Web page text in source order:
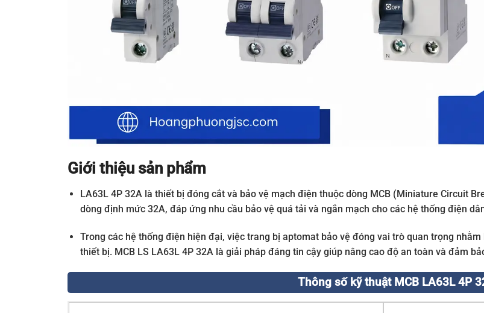
Giới thiệu sản phẩm
LA63L 4P 32A là thiết bị đóng cắt và bảo vệ mạch điện thuộc dòng MCB (Miniature Circuit
dòng định mức 32A, đáp ứng nhu cầu bảo vệ quá tải và ngắn mạch cho các hệ thống điện
Trong các hệ thống điện hiện đại, việc trang bị aptomat bảo vệ đóng vai trò quan trọng
thiết bị. MCB LS LA63L 4P 32A là giải pháp đáng tin cậy giúp nâng cao độ an toàn và đảm
Thông số kỹ thuật MCB LA63L 4P